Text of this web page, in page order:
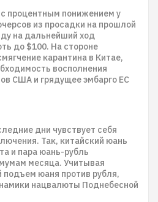
процентным понижением у
из просадки на прошлой
на дальнейший ход
до $100. На стороне
карантина в Китае,
восполнения
США и грядущее эмбарго ЕС
дни чувствует себя
Так, китайский юань
и пара юань-рубль
месяца. Учитывая
юаня против рубля,
нацвалюты Поднебесной